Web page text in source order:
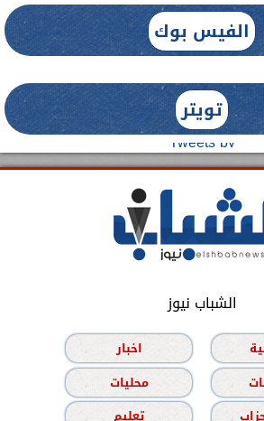
الفيس بوك
تويتر
Tweets by
الشباب نيوز
اخبار
محليات
تعليم